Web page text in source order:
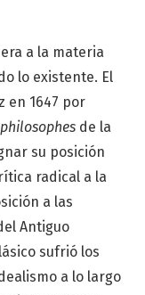
a la materia
lo existente. El
en 1647 por
philosophes de la
su posición
radical a la
a las
Antiguo
sufrió los
a lo largo